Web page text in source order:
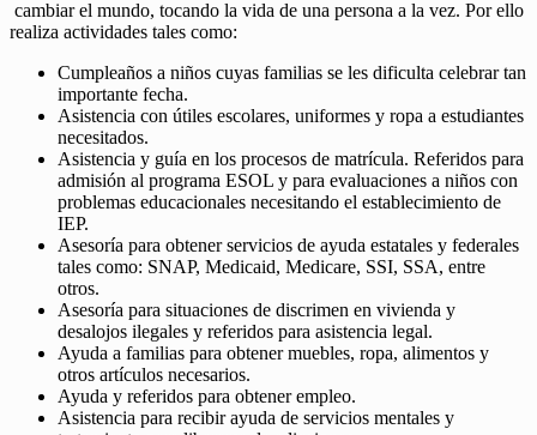
cambiar el mundo, tocando la vida de una persona a la vez. Por ello
realiza actividades tales como:
Cumpleaños a niños cuyas familias se les dificulta celebrar tan
importante fecha.
Asistencia con útiles escolares, uniformes y ropa a estudiantes
necesitados.
Asistencia y guía en los procesos de matrícula. Referidos para
admisión al programa ESOL y para evaluaciones a niños con
problemas educacionales necesitando el establecimiento de
IEP.
Asesoría para obtener servicios de ayuda estatales y federales
tales como: SNAP, Medicaid, Medicare, SSI, SSA, entre
otros.
Asesoría para situaciones de discrimen en vivienda y
desalojos ilegales y referidos para asistencia legal.
Ayuda a familias para obtener muebles, ropa, alimentos y
otros artículos necesarios.
Ayuda y referidos para obtener empleo.
Asistencia para recibir ayuda de servicios mentales y